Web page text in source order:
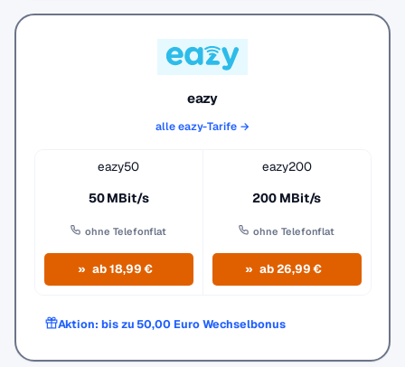
eazy
alle eazy-Tarife →
eazy50
50 MBit/s
ohne Telefonflat
ab 18,99 €
eazy200
200 MBit/s
ohne Telefonflat
ab 26,99 €
Aktion: bis zu 50,00 Euro Wechselbonus